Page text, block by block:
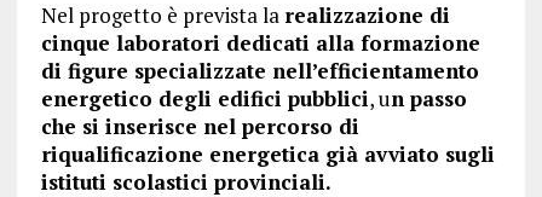
Nel progetto è prevista la realizzazione di
cinque laboratori dedicati alla formazione
di figure specializzate nell’efficientamento
energetico degli edifici pubblici, un passo
che si inserisce nel percorso di
riqualificazione energetica già avviato sugli
istituti scolastici provinciali.